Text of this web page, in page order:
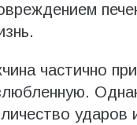
частично